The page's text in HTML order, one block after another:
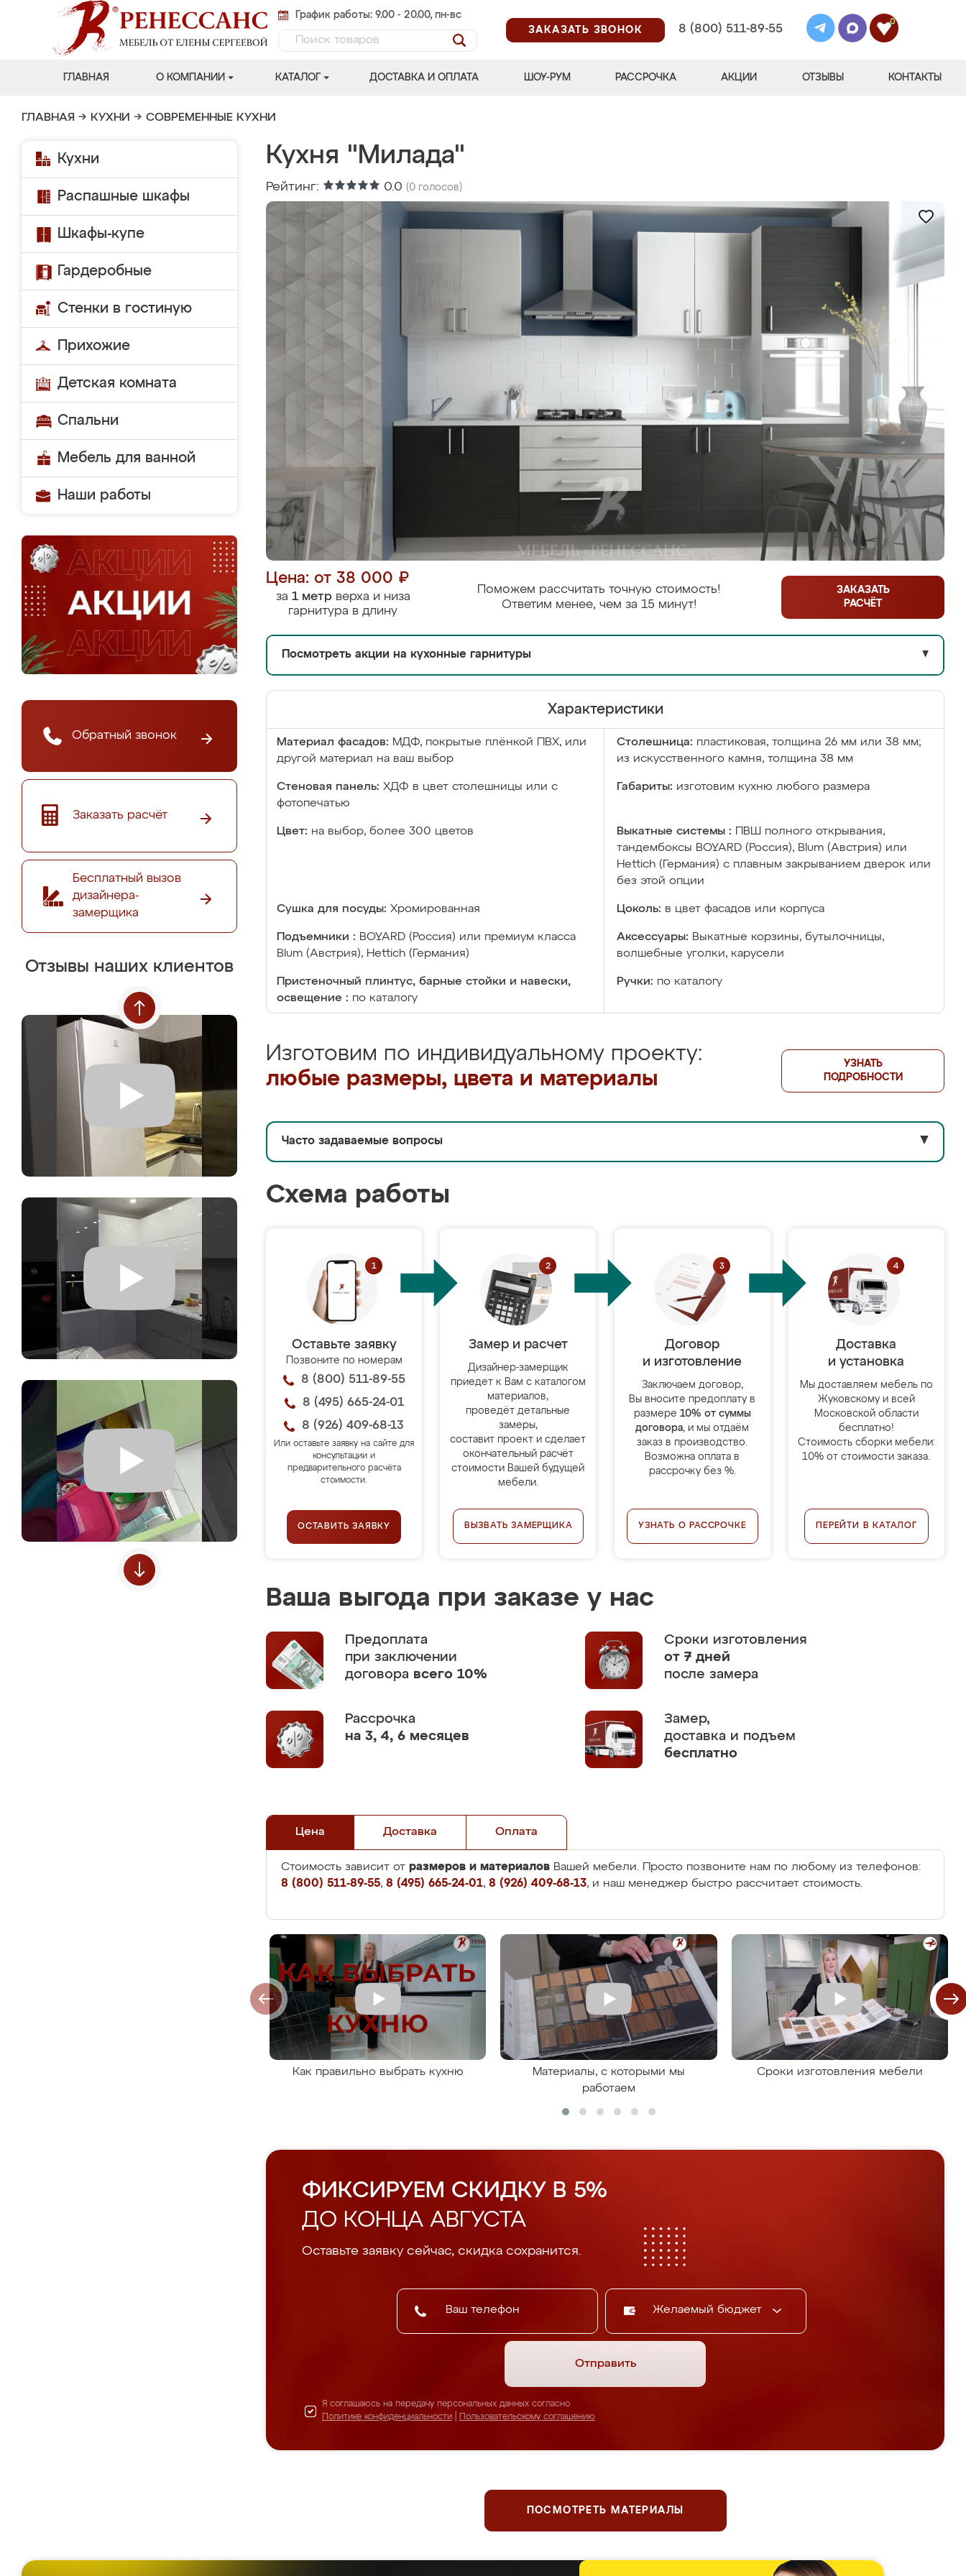
График работы: 9.00 - 20.00, пн-вс
ЗАКАЗАТЬ ЗВОНОК
8 (800) 511-89-55
0
ГЛАВНАЯ О КОМПАНИИ КАТАЛОГ ДОСТАВКА И ОПЛАТА ШОУ-РУМ РАССРОЧКА АКЦИИ ОТЗЫВЫ КОНТАКТЫ
ГЛАВНАЯ → КУХНИ → СОВРЕМЕННЫЕ КУХНИ
Кухни
Распашные шкафы
Шкафы-купе
Гардеробные
Стенки в гостиную
Прихожие
Детская комната
Спальни
Мебель для ванной
Наши работы
Обратный звонок
Заказать расчёт
Бесплатный вызов
дизайнера-
замерщика
Отзывы наших клиентов
Кухня "Милада"
Рейтинг: 0.0 (0 голосов)
Цена: от 38 000 ₽
за 1 метрверха и низа
гарнитура в длину
Поможем рассчитать точную стоимость!
Ответим менее, чем за 15 минут!
ЗАКАЗАТЬ
РАСЧЁТ
Посмотреть акции на кухонные гарнитуры ▼
Характеристики
Материал фасадов: МДФ, покрытые плёнкой ПВХ, или
другой материал на ваш выбор
Столешница: пластиковая, толщина 26 мм или 38 мм;
из искусственного камня, толщина 38 мм
Стеновая панель: ХДФ в цвет столешницы или с
фотопечатью
Габариты: изготовим кухню любого размера
Цвет: на выбор, более 300 цветов Выкатные системы :
ПВШ полного открывания,
тандембоксы BOYARD (Россия), Blum (Австрия) или
Hettich (Германия) с плавным закрыванием дверок или
без этой опции
Сушка для посуды: Хромированная Цоколь: в цвет фасадов или корпуса
Подъемники : BOYARD (Россия) или премиум класса
Blum (Австрия), Hettich (Германия)
Аксессуары: Выкатные корзины, бутылочницы,
волшебные уголки, карусели
Пристеночный плинтус, барные стойки и навески,
освещение : по каталогу
Ручки: по каталогу
Изготовим по индивидуальному проекту:
любые размеры, цвета и материалы
УЗНАТЬ
ПОДРОБНОСТИ
Часто задаваемые вопросы ▼
Схема работы
Оставьте заявку
Позвоните по номерам
8 (800) 511-89-55
8 (495) 665-24-01
8 (926) 409-68-13
Или оставьте заявку на сайте для
консультации и
предварительного расчёта
стоимости.
ОСТАВИТЬ ЗАЯВКУ
Замер и расчет
Дизайнер-замерщик
приедет к Вам с каталогом
материалов,
проведёт детальные
замеры,
составит проект и сделает
окончательный расчёт
стоимости Вашей будущей
мебели.
ВЫЗВАТЬ ЗАМЕРЩИКА
Договор
и изготовление
Заключаем договор,
Вы вносите предоплату в
размере 10% от суммы
договора, и мы отдаём
заказ в производство.
Возможна оплата в
рассрочку без %.
УЗНАТЬ О РАССРОЧКЕ
Доставка
и установка
Мы доставляем мебель по
Жуковскому и всей
Московской области
бесплатно!
Стоимость сборки мебели:
10% от стоимости заказа.
ПЕРЕЙТИ В КАТАЛОГ
Ваша выгода при заказе у нас
Предоплата
при заключении
договора всего 10%
Сроки изготовления
от 7 дней
после замера
Рассрочка
на 3, 4, 6 месяцев
Замер,
доставка и подъем
бесплатно
Цена Доставка Оплата
Стоимость зависит от размеров и материалов Вашей мебели. Просто позвоните нам по любому из телефонов:
8 (800) 511-89-55, 8 (495) 665-24-01, 8 (926) 409-68-13, и наш менеджер быстро рассчитает стоимость.
Как правильно выбрать кухню
Материалы, с которыми мы
работаем
Сроки изготовления мебели
ФИКСИРУЕМ СКИДКУ В 5%
ДО КОНЦА АВГУСТА
Оставьте заявку сейчас, скидка сохранится.
Желаемый бюджет
Отправить
Я соглашаюсь на передачу персональных данных согласно
Политике конфиденциальности
Пользовательскому соглашению
ПОСМОТРЕТЬ МАТЕРИАЛЫ